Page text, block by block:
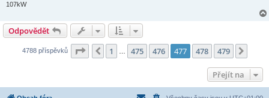
107kW
Odpovědět
4788 příspěvků Stránka 477 z479
Předchozí
1 … 475 476 477 478 479
Přejít na